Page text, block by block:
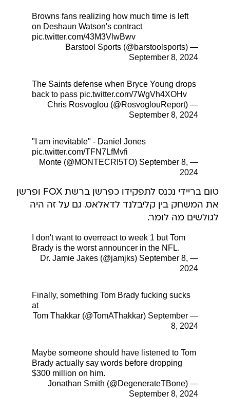
Browns fans realizing how much time is left
on Deshaun Watson's contract
pic.twitter.com/43M3VlwBwv
— Barstool Sports (@barstoolsports)
September 8, 2024
The Saints defense when Bryce Young drops
back to pass pic.twitter.com/7WgVh4XOHv
— Chris Rosvoglou (@RosvoglouReport)
September 8, 2024
"I am inevitable" - Daniel Jones
pic.twitter.com/TFN7LfMvfi
— Monte (@MONTECRI5TO)
September 8,
2024
טום בריידי נכנס לתפקידו כפרשן ברשת FOX ופרשן
את המשחק בין קליבלנד לדאלאס. גם על זה היה
לגולשים מה לומר.
I don't want to overreact to week 1 but Tom
Brady is the worst announcer in the NFL.
— Dr. Jamie Jakes (@jamjks)
September 8,
2024
Finally, something Tom Brady fucking sucks
at
— Tom Thakkar (@TomAThakkar)
September
8, 2024
Maybe someone should have listened to Tom
Brady actually say words before dropping
$300 million on him.
— Jonathan Smith (@DegenerateTBone)
September 8, 2024